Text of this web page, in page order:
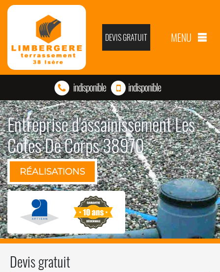
DEVIS GRATUIT MENU
indisponible indisponible
Entreprise d'assainissement Les
Cotes De Corps 38970
RÉALISATIONS
Devis gratuit